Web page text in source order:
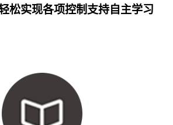
松实现各项控制支持自主学习